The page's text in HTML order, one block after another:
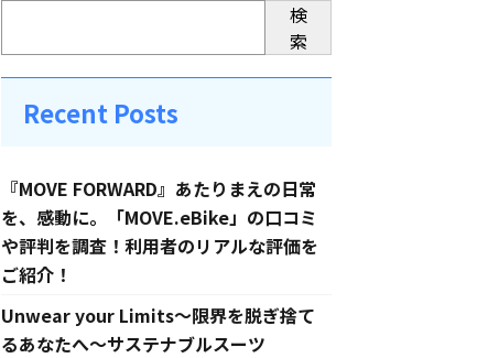
検
索
Recent Posts
『MOVE FORWARD』あたりまえの日常
を、感動に。「MOVE.eBike」の口コミ
や評判を調査！利用者のリアルな評価を
ご紹介！
Unwear your Limits〜限界を脱ぎ捨て
るあなたへ〜サステナブルスーツ